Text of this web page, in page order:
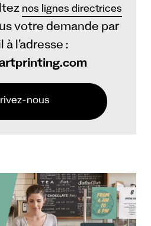
nos lignes directrices
votre demande par
l’adresse :
nous